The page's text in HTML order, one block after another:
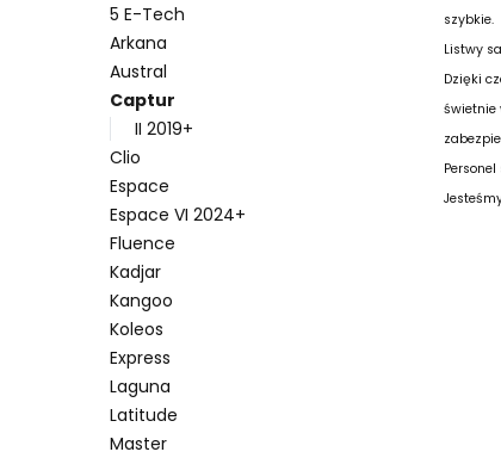
5 E-Tech
Arkana
Austral
Captur
II 2019+
Clio
Espace
Espace VI 2024+
Fluence
Kadjar
Kangoo
Koleos
Express
Laguna
Latitude
Master
szybkie.
Listwy
Dzięki
świetnie